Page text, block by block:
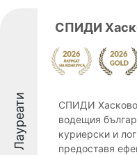
Лауреати
СПИДИ
СПИДИ
водещия
куриерски и
предоставя